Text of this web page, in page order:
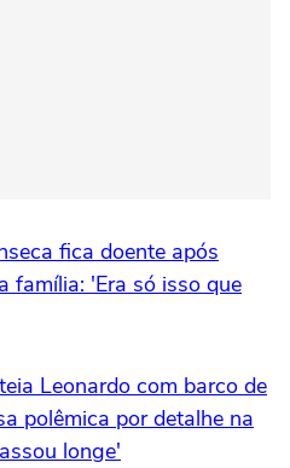
fica doente após
família: 'Era só isso que
Leonardo com barco de
polêmica por detalhe na
longe'